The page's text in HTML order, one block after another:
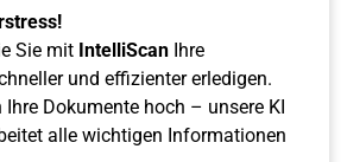
Sie mit IntelliScan Ihre
und effizienter erledigen.
Dokumente hoch – unsere KI
alle wichtigen Informationen